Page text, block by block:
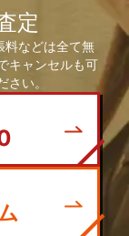
定
料などは全て無
キャンセルも可
い。